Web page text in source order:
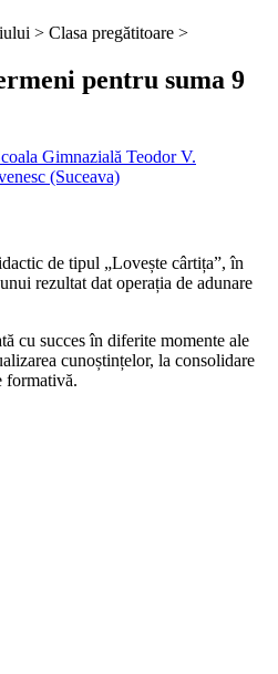
> Clasa pregătitoare >
pentru suma 9
Gimnazială Teodor V.
(Suceava)
de tipul „Lovește cârtița”, în
rezultat dat operația de adunare
cu succes în diferite momente ale
cunoștințelor, la consolidare
formativă.